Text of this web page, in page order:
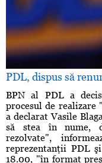
PDL, dispus să
BPN al PDL a
procesul de realizare
a declarat Vasile
să stea în nume,
rezolvate",
reprezentanţii PDL
18.00, "în format